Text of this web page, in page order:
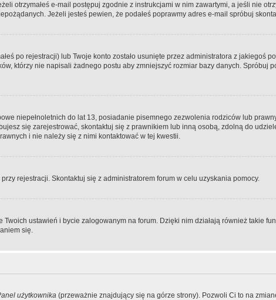
otrzymałeś e-mail postępuj zgodnie z instrukcjami w nim zawartymi, a jeśli nie
Jeżeli jesteś pewien, że podałeś poprawmy adres e-mail spróbuj
po rejestracji) lub Twoje konto zostało usunięte przez administratora z jakiegoś
którzy nie napisali żadnego postu aby zmniejszyć rozmiar bazy danych. Spróbuj
niepełnoletnich do lat 13, posiadanie pisemnego zezwolenia rodziców lub
się zarejestrować, skontaktuj się z prawnikiem lub inną osobą, zdolną do
i nie należy się z nimi kontaktować w tej kwestii.
rejestracji. Skontaktuj się z administratorem forum w celu uzyskania pomocy.
ustawień i bycie zalogowanym na forum. Dzięki nim działają również takie
się.
użytkownika (przeważnie znajdujący się na górze strony). Pozwoli Ci to na